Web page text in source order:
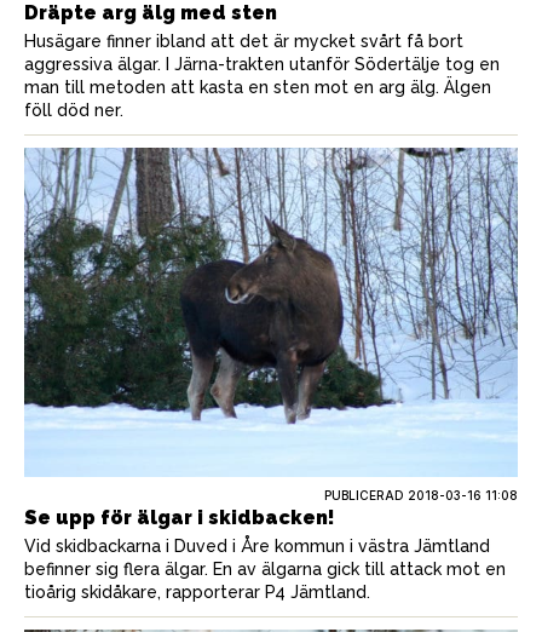
Dräpte arg älg med sten
Husägare finner ibland att det är mycket svårt få bort
aggressiva älgar. I Järna-trakten utanför Södertälje tog en
man till metoden att kasta en sten mot en arg älg. Älgen
föll död ner.
PUBLICERAD 2018-03-16 11:08
Se upp för älgar i skidbacken!
Vid skidbackarna i Duved i Åre kommun i västra Jämtland
befinner sig flera älgar. En av älgarna gick till attack mot en
tioårig skidåkare, rapporterar P4 Jämtland.